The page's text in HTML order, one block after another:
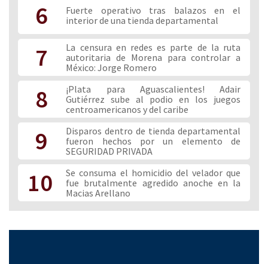
Luces navideñas en
Aguascalientes
"Mi hijo fue asesinado para
quitarle su celular"
Muere chofer de LALA
atrapado por el fuego
Mueren al volcar trailer
cargado con varias toneladas
6
Fuerte operativo tras balazos en el
interior de una tienda departamental
7
La censura en redes es parte de la ruta
autoritaria de Morena para controlar a
México: Jorge Romero
8
¡Plata para Aguascalientes! Adair
Gutiérrez sube al podio en los juegos
centroamericanos y del caribe
9
Disparos dentro de tienda departamental
fueron hechos por un elemento de
SEGURIDAD PRIVADA
10
Se consuma el homicidio del velador que
fue brutalmente agredido anoche en la
Macias Arellano